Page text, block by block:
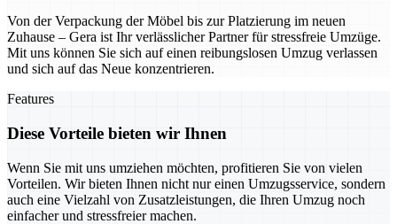
Von der Verpackung der Möbel bis zur Platzierung im neuen
Zuhause – Gera ist Ihr verlässlicher Partner für stressfreie Umzüge.
Mit uns können Sie sich auf einen reibungslosen Umzug verlassen
und sich auf das Neue konzentrieren.
Features
Diese Vorteile bieten wir Ihnen
Wenn Sie mit uns umziehen möchten, profitieren Sie von vielen
Vorteilen. Wir bieten Ihnen nicht nur einen Umzugsservice, sondern
auch eine Vielzahl von Zusatzleistungen, die Ihren Umzug noch
einfacher und stressfreier machen.